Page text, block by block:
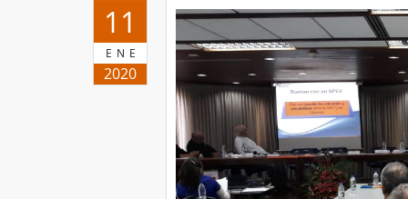
11
ENE
2020